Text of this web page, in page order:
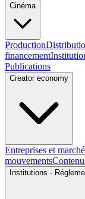
Cinéma
Production
financement
Publications
Creator economy
Entreprises et
mouvements
Institutions -